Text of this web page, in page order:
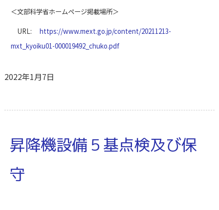
＜文部科学省ホームページ掲載場所＞
URL: https://www.mext.go.jp/content/20211213-
mxt_kyoiku01-000019492_chuko.pdf
2022年1月7日
昇降機設備５基点検及び保
守